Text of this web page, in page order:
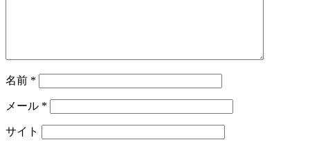
名前 *
メール *
サイト